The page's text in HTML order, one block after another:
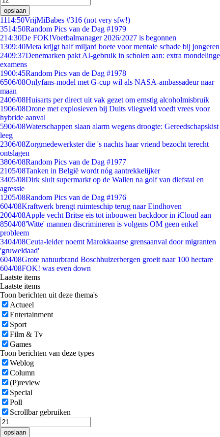
opslaan
1114:50VrijMiBabes #316 (not very sfw!)
3514:50Random Pics van de Dag #1979
214:30De FOK!Voetbalmanager 2026/2027 is begonnen
1309:40Meta krijgt half miljard boete voor mentale schade bij jongeren
2409:37Denemarken pakt AI-gebruik in scholen aan: extra mondelinge
examens
1900:45Random Pics van de Dag #1978
6506/08Onlyfans-model met G-cup wil als NASA-ambassadeur naar
maan
2406/08Huisarts per direct uit vak gezet om ernstig alcoholmisbruik
1906/08Drone met explosieven bij Duits vliegveld voedt vrees voor
hybride aanval
5906/08Waterschappen slaan alarm wegens droogte: Gereedschapskist
leeg
2306/08Zorgmedewerkster die 's nachts haar vriend bezocht terecht
ontslagen
3806/08Random Pics van de Dag #1977
2105/08Tanken in België wordt nóg aantrekkelijker
3405/08Dirk sluit supermarkt op de Wallen na golf van diefstal en
agressie
1205/08Random Pics van de Dag #1976
604/08Kraftwerk brengt ruimteschip terug naar Eindhoven
2004/08Apple vecht Britse eis tot inbouwen backdoor in iCloud aan
8504/08'Witte' mannen discrimineren is volgens OM geen enkel
probleem
3404/08Ceuta-leider noemt Marokkaanse grensaanval door migranten
'gruweldaad'
604/08Grote natuurbrand Boschhuizerbergen groeit naar 100 hectare
604/08FOK! was even down
Laatste items
Laatste items
Toon berichten uit deze thema's
Actueel
Entertainment
Sport
Film & Tv
Games
Toon berichten van deze types
Weblog
Column
(P)review
Special
Poll
Scrollbar gebruiken
opslaan